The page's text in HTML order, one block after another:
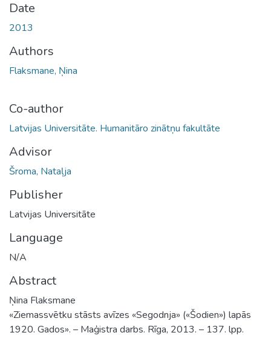
Date
2013
Authors
Flaksmane, Ņina
Co-author
Latvijas Universitāte. Humanitāro zinātņu fakultāte
Advisor
Šroma, Nataļja
Publisher
Latvijas Universitāte
Language
N/A
Abstract
Ņina Flaksmane
«Ziemassvētku stāsts avīzes «Segodnja» («Šodien») lapās
1920. Gados». – Maģistra darbs. Rīga, 2013. – 137. lpp.